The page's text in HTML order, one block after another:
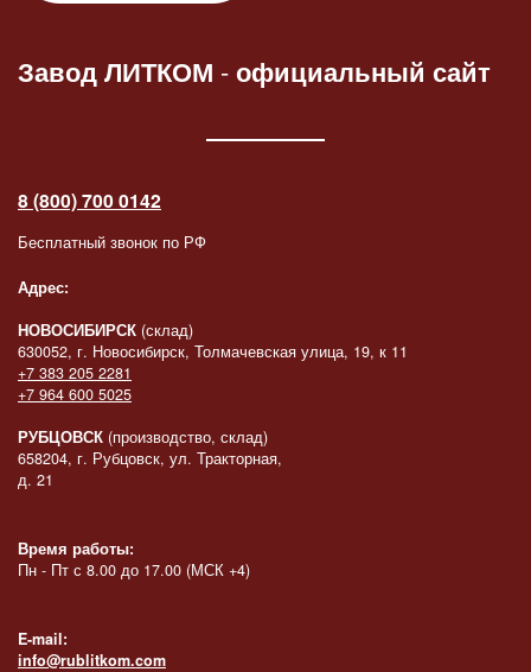
Завод ЛИТКОМ -официальный сайт
8 (800) 700 0142
Бесплатный звонок по РФ
Адрес:
НОВОСИБИРСК (склад)
630052, г. Новосибирск, Толмачевская улица, 19, к 11
+7 383 205 2281
+7 964 600 5025
РУБЦОВСК (производство, склад)
658204, г. Рубцовск, ул. Тракторная,
д. 21
Время работы:
Пн - Пт с 8.00 до 17.00 (МСК +4)
E-mail:
info@rublitkom.com